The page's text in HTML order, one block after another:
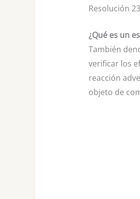
Resolución
¿Qué es un
También
verificar los
reacción
objeto de